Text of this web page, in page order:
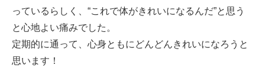
っているらしく、“これで体がきれいになるんだ”と思う
と心地よい痛みでした。
定期的に通って、心身ともにどんどんきれいになろうと
思います！